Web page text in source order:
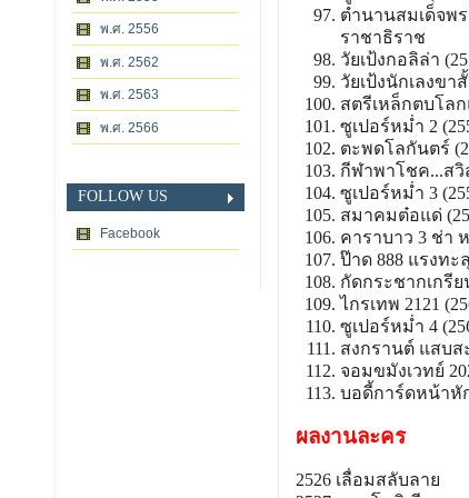
พ.ศ. 2556
พ.ศ. 2562
พ.ศ. 2563
พ.ศ. 2566
FOLLOW US
Facebook
ตำนานสมเด็จพ
ราชาธิราช
วัยเป้งกอลิล่า
วัยเป้งนักเลงขา
สตรีเหล็กตบโล
ซูเปอร์หม่ำ 2
ตะพดโลกันตร์
กีฬาพาโชค...สวิ
ซูเปอร์หม่ำ 3
สมาคมต๋อแด่
คาราบาว 3 ช่า
ป๊าด 888 แรงทะ
กัดกระชากเกรีย
ไกรเทพ 2121
ซูเปอร์หม่ำ 4
สงกรานต์ แสบส
จอมขมังเวทย์
บอดี้การ์ดหน้าหั
ผลงานละคร
2526 เลื่อมสลับลาย